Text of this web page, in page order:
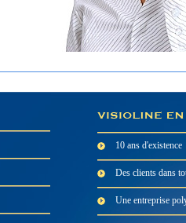
10 ans d'existence
Des clients dans
Une entreprise